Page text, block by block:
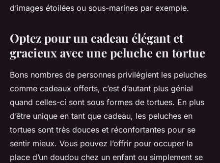
d’images étoilées ou sous-marines par exemple.
Optez pour un cadeau élégant et
gracieux avec une peluche en tortue
Bons nombres de personnes privilégient les peluches
comme cadeaux offerts, c’est d’autant plus génial
quand celles-ci sont sous formes de tortues. En plus
d’être unique en tant que cadeau, les peluches en
tortues sont très douces et réconfortantes pour se
sentir mieux. Vous pouvez l’offrir pour occuper la
place d’un doudou chez un enfant ou simplement se